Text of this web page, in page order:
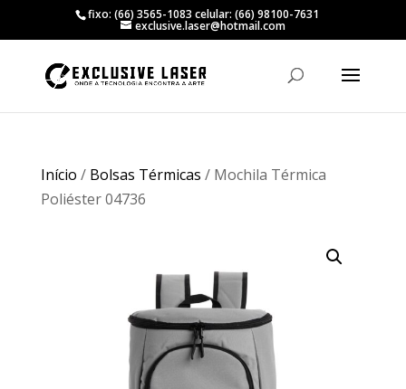
fixo: (66) 3565-1083 celular: (66) 98100-7631
exclusive.laser@hotmail.com
Início / Bolsas Térmicas / Mochila Térmica
Poliéster 04736